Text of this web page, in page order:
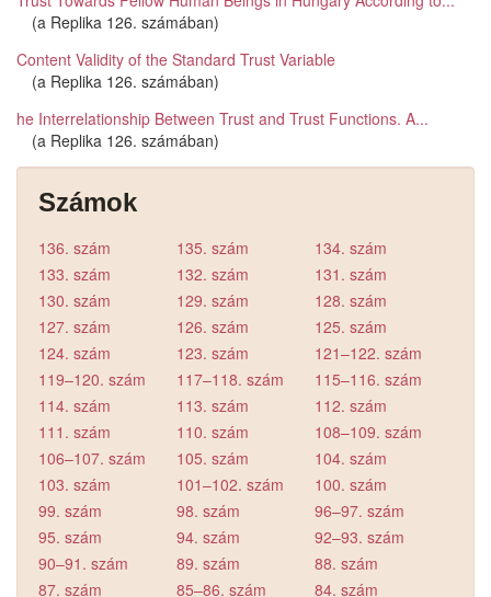
(a Replika 126. számában)
Content Validity of the Standard Trust Variable
(a Replika 126. számában)
he Interrelationship Between Trust and Trust Functions. A...
(a Replika 126. számában)
Számok
136. szám 135. szám
134. szám
133. szám
132. szám
131. szám
130. szám
129. szám
128. szám
127. szám
126. szám
125. szám
124. szám
123. szám
121–122. szám
119–120. szám
117–118. szám
115–116. szám
114. szám
113. szám
112. szám
111. szám
110. szám
108–109. szám
106–107. szám
105. szám
104. szám
103. szám
101–102. szám
100. szám
99. szám
98. szám
96–97. szám
95. szám
94. szám
92–93. szám
90–91. szám
89. szám
88. szám
87. szám
85–86. szám
84. szám